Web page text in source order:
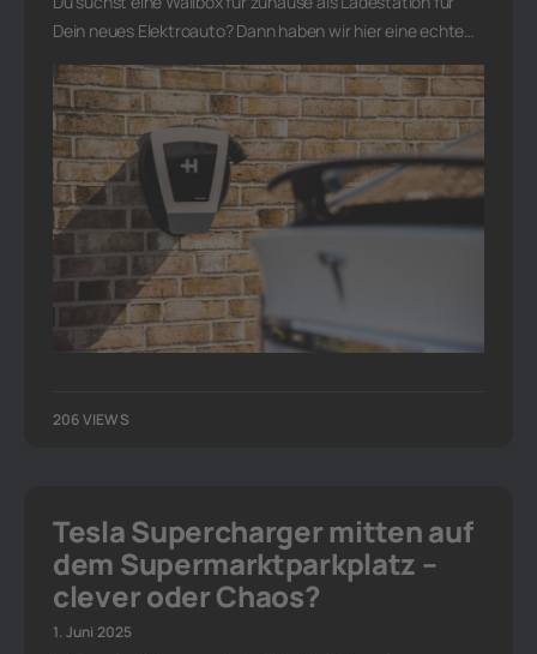
Dein neues Elektroauto? Dann haben wir hier eine echte…
206 VIEWS
Tesla Supercharger mitten auf
dem Supermarktparkplatz –
clever oder Chaos?
1. Juni 2025